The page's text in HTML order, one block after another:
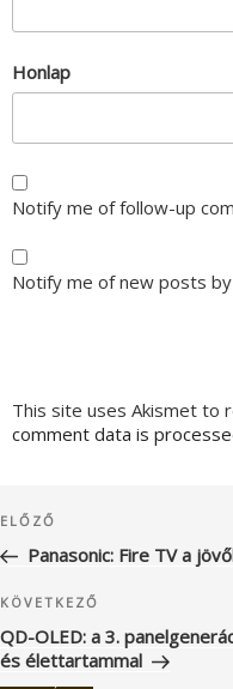
Honlap
Notify me of follow-up
Notify me of new posts by
This site uses Akismet to
comment data is
navigáció
Korábbi
bejegyzés
ELŐZŐ
Panasonic: Fire TV a
Következő
bejegyzés
KÖVETKEZŐ
QD-OLED: a 3.
és élettartammal